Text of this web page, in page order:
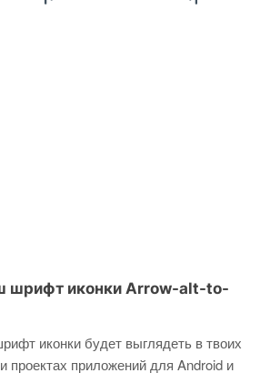
шрифт иконки Arrow-alt-to-
иконки будет выглядеть в твоих
проектах приложений для Android и